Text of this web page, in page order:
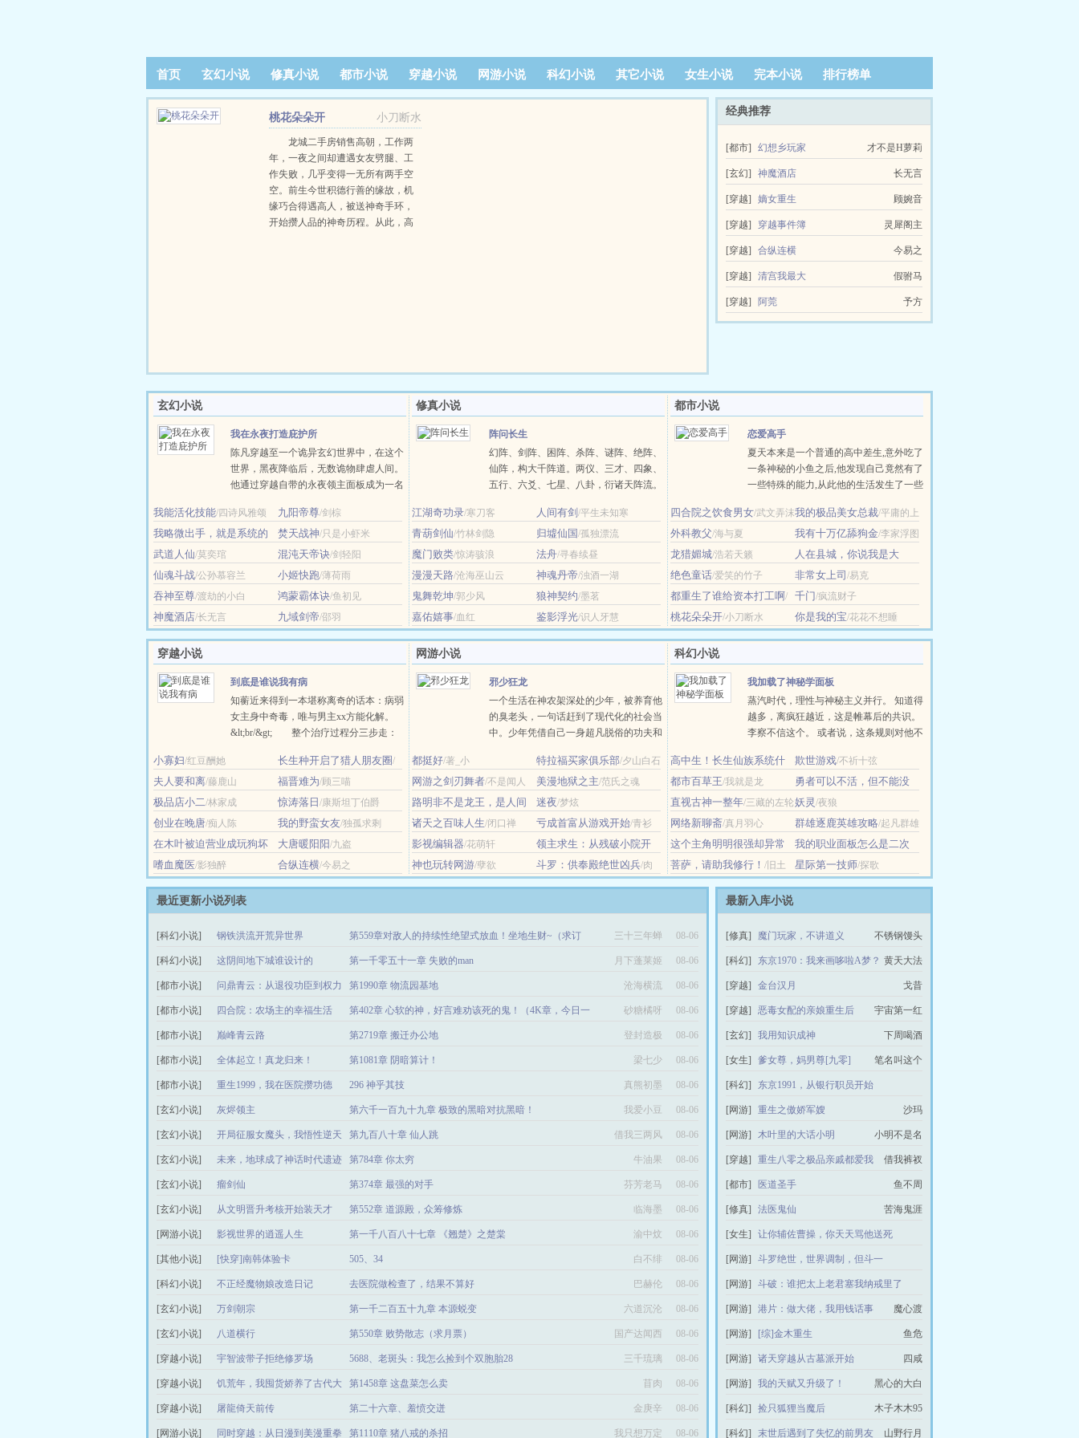
首页 玄幻小说 修真小说 都市小说 穿越小说 网游小说 科幻小说 其它小说 女生小说 完本小说 排行榜单
阅读记录
小刀断水
桃花朵朵开
龙城二手房销售高朝，工作两
年，一夜之间却遭遇女友劈腿、工
作失败，几乎变得一无所有两手空
空。前生今世积德行善的缘故，机
缘巧合得遇高人，被送神奇手环，
开始攒人品的神奇历程。从此，高
经典推荐
[都市] 幻想乡玩家 才不是H萝莉
[玄幻] 神魔酒店 长无言
[穿越] 嫡女重生 顾婉音
[穿越] 穿越事件簿 灵犀阁主
[穿越] 合纵连横 今易之
[穿越] 清宫我最大 假驸马
[穿越] 阿莞 予方
玄幻小说
我在永夜打造庇护所
陈凡穿越至一个诡异玄幻世界中，在这个
世界，黑夜降临后，无数诡物肆虐人间。
他通过穿越自带的永夜领主面板成为一名
的营地。 诡火、城墙、祭塔，一座座建筑
凭空升起，他的名声也渐渐响彻整个江
北。 直至—— ......
我能活化技能/四诗风雅颂 九阳帝尊/剑棕
我略微出手，就是系统的
极限 /忽有清风化剑意
焚天战神/只是小虾米
武道人仙/莫奕琯 混沌天帝诀/剑轻阳
仙魂斗战/公孙慕容兰 小姬快跑/薄荷雨
吞神至尊/渡劫的小白 鸿蒙霸体诀/鱼初见
神魔酒店/长无言 九域剑帝/邵羽
修真小说
阵问长生
幻阵、剑阵、困阵、杀阵、谜阵、绝阵、
仙阵，构大千阵道。两仪、三才、四象、
五行、六爻、七星、八卦，衍诸天阵流。
求道问长生。-----------------------------------
（ps.主角是修界土著，父母双全，从十岁
开始写，穿越的设......
江湖奇功录/寒刀客 人间有剑 /平生未知寒
青葫剑仙/竹林剑隐 归墟仙国/孤独漂流
魔门败类/惊涛骇浪 法舟/寻春续昼
漫漫天路/沧海巫山云 神魂丹帝/浊酒一湖
鬼舞乾坤/郭少风 狼神契约/墨茗
嘉佑嬉事/血红 鉴影浮光/识人牙慧
都市小说
恋爱高手
夏天本来是一个普通的高中差生,意外吃了
一条神秘的小鱼之后,他发现自己竟然有了
一些特殊的能力,从此他的生活发生了一些
政两界,温柔美丽的美女老师,漂亮善良的
班花,乖巧体贴的邻家女孩,任性聪敏的大
小姐,纷至沓来,涌入了夏天......
四合院之饮食男女/武文弄沫我的极品美女总裁/平庸的上
帝
外科教父/海与夏 我有十万亿舔狗金/李家浮图
龙猎媚城/浩若天籁
人在县城，你说我是大
佬？/森外
绝色童话/爱笑的竹子 非常女上司 /易克
都重生了谁给资本打工啊/
地铁摆摊少年
千门/疯流财子
桃花朵朵开/小刀断水 你是我的宝/花花不想睡
穿越小说
到底是谁说我有病
知蘅近来得到一本堪称离奇的话本：病弱
女主身中奇毒，唯与男主xx方能化解。
&lt;br/&gt; 整个治疗过程分三步走：
抱；&lt;br/&gt; 二、两情相悦，唇齿
交融；&lt;br/&gt; 三、阴阳调和，深
入……&lt;br/&gt; &lt;br......
小寡妇/红豆酬她 长生种开启了猎人朋友圈/
炘光续昼
夫人要和离/藤鹿山 福晋难为/顾三喵
极品店小二/林家成 惊涛落日 /康斯坦丁伯爵
创业在晚唐/痴人陈 我的野蛮女友/独孤求剩
在木叶被迫营业成玩狗坏
女人 /四月四十一
大唐暖阳阳/九盗
嗜血魔医/影独醉 合纵连横/今易之
网游小说
邪少狂龙
一个生活在神农架深处的少年，被养育他
的臭老头，一句话赶到了现代化的社会当
中。少年凭借自己一身超凡脱俗的功夫和
心，收敛四方财利，当他站到世界的顶端
之时，那些毫不知情的人才知道，他还有
另一个身份，那就是守龙一脉的......
都挺好/著_小 特拉福买家俱乐部/夕山白石
网游之剑刃舞者/不是闻人 美漫地狱之主/范氏之魂
路明非不是龙王，是人间
之神！/盐焗西蓝花
迷夜/梦炫
诸天之百味人生/闭口禅 亏成首富从游戏开始/青衫
取醉
影视编辑器/花萌轩
领主求生：从残破小院开
始攻略 /中华小铁匠
神也玩转网游/孽欲 斗罗：供奉殿绝世凶兵/肉
沫砂锅粉
科幻小说
我加载了神秘学面板
蒸汽时代，理性与神秘主义并行。 知道得
越多，离疯狂越近，这是帷幕后的共识。
李察不信这个。 或者说，这条规则对他不
精通，像一台不需要停机的蒸汽机。 ……
【呼吸Lv.3·疗愈：沉疴尽退，旧疾全消】
......
高中生！长生仙族系统什
么鬼！/辛老板
欺世游戏/不祈十弦
都市百草王/我就是龙
勇者可以不活，但不能没
活 /Tokyo哥斯拉
直视古神一整年/三藏的左轮妖灵/夜狼
网络新聊斋/真月羽心 群雄逐鹿英雄攻略/起凡群雄
逐鹿
这个主角明明很强却异常
谨慎 /偷神月岁
我的职业面板怎么是二次
元画风？ /只帮一点点
菩萨，请助我修行！ /旧土
游戏
星际第一技师/探歌
最近更新小说列表
[科幻小说] 钢铁洪流开荒异世界
第559章对敌人的持续性绝望式放血！坐地生财~（求订
阅）
三十三年蝉 08-06
[科幻小说] 这阴间地下城谁设计的 第一千零五十一章 失败的man 月下蓬莱姬 08-06
[都市小说]
问鼎青云：从退役功臣到权力
之巅
第1990章 物流园基地 沧海横流 08-06
[都市小说] 四合院：农场主的幸福生活
第402章 心软的神，好言难劝该死的鬼！（4K章，今日一
更）
砂糖橘呀 08-06
[都市小说] 巅峰青云路 第2719章 搬迁办公地 登封造极 08-06
[都市小说] 全体起立！真龙归来！ 第1081章 阴暗算计！ 梁七少 08-06
[都市小说] 重生1999，我在医院攒功德 296 神乎其技 真熊初墨 08-06
[玄幻小说] 灰烬领主 第六千一百九十九章 极致的黑暗对抗黑暗！ 我爱小豆 08-06
[玄幻小说]
开局征服女魔头，我悟性逆天
了
第九百八十章 仙人跳 借我三两风 08-06
[玄幻小说] 未来，地球成了神话时代遗迹 第784章 你太穷 牛油果 08-06
[玄幻小说] 瘤剑仙 第374章 最强的对手 芬芳老马 08-06
[玄幻小说] 从文明晋升考核开始装天才 第552章 道源殿，众筹修炼 临海墨 08-06
[网游小说] 影视世界的逍遥人生 第一千八百八十七章 《翘楚》之楚棠 渝中炆 08-06
[其他小说] [快穿]南韩体验卡 505、34 白不绯 08-06
[科幻小说] 不正经魔物娘改造日记 去医院做检查了，结果不算好 巴赫伦 08-06
[玄幻小说] 万剑朝宗 第一千二百五十九章 本源蜕变 六道沉沦 08-06
[玄幻小说] 八道横行 第550章 败势散志（求月票） 国产达闻西 08-06
[穿越小说] 宇智波带子拒绝修罗场 5688、老斑头：我怎么捡到个双胞胎28 三千琉璃 08-06
[穿越小说]
饥荒年，我囤货娇养了古代大
将军
第1458章 这盘菜怎么卖 苜肉 08-06
[穿越小说] 屠龍倚天前传 第二十六章、羞愤交迸 金庚辛 08-06
[网游小说] 同时穿越：从日漫到美漫重拳 第1110章 猪八戒的杀招 我只想万定 08-06
最新入库小说
[修真] 魔门玩家，不讲道义 不锈钢馒头
[科幻] 东京1970：我来画哆啦A梦？ 黄天大法
[穿越] 金台汉月 戈昔
[穿越] 恶毒女配的亲娘重生后 宇宙第一红
[玄幻] 我用知识成神 下周喝酒
[女生] 爹女尊，妈男尊[九零] 笔名叫这个
[科幻]
东京1991，从银行职员开始
今日手缚苍龙
[网游] 重生之傲娇军嫂 沙玛
[网游] 木叶里的大话小明 小明不是名
[穿越] 重生八零之极品亲戚都爱我 借我裤衩
[都市] 医道圣手 鱼不周
[修真] 法医鬼仙 苦海鬼涯
[女生]
让你辅佐曹操，你天天骂他送死
天煞门的小花娘
[网游]
斗罗绝世，世界调制，但斗一
是摆烂不是咸鱼
[网游]
斗破：谁把太上老君塞我纳戒里了
沐沐蛇
[网游] 港片：做大佬，我用钱话事 魔心渡
[网游] [综]金木重生 鱼危
[网游] 诸天穿越从古墓派开始 四咸
[网游] 我的天赋又升级了！ 黑心的大白
[科幻] 捡只狐狸当魔后 木子木木95
[科幻] 末世后遇到了失忆的前男友 山野行月